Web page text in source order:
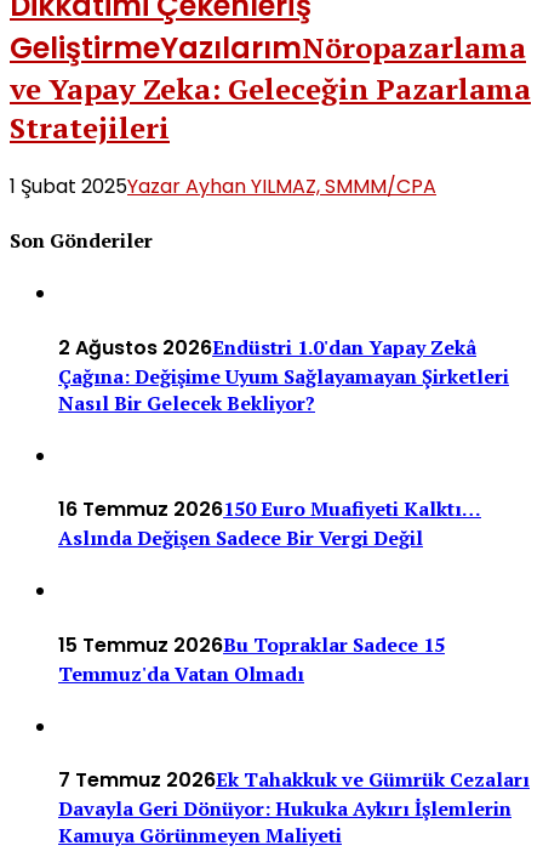
GeliştirmeYazılarımNöropazarlama
ve Yapay Zeka: Geleceğin Pazarlama
Stratejileri
1 Şubat 2025Yazar Ayhan YILMAZ, SMMM/CPA
Son Gönderiler
2 Ağustos 2026Endüstri 1.0'dan Yapay Zekâ
Çağına: Değişime Uyum Sağlayamayan Şirketleri
Nasıl Bir Gelecek Bekliyor?
16 Temmuz 2026150 Euro Muafiyeti Kalktı…
Aslında Değişen Sadece Bir Vergi Değil
15 Temmuz 2026Bu Topraklar Sadece 15
Temmuz'da Vatan Olmadı
7 Temmuz 2026Ek Tahakkuk ve Gümrük Cezaları
Davayla Geri Dönüyor: Hukuka Aykırı İşlemlerin
Kamuya Görünmeyen Maliyeti